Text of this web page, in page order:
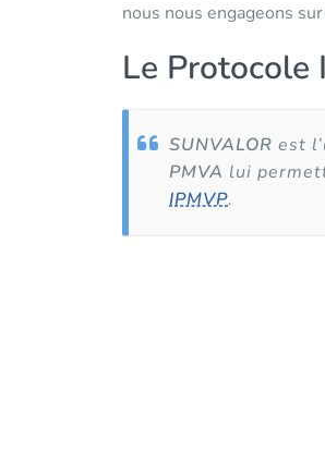
nous nous engageons
Le Protocole
SUNVALOR est
PMVA lui
IPMVP.